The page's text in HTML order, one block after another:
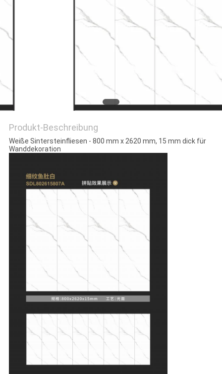
Produkt-Beschreibung
Weiße Sintersteinfliesen - 800 mm x 2620 mm, 15 mm dick für
Wanddekoration